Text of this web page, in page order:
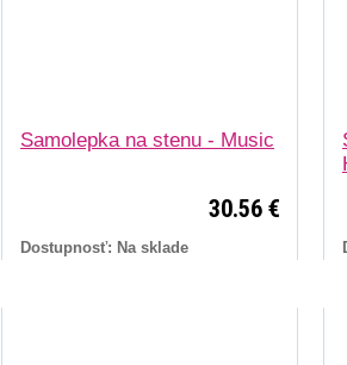
Samolepka na stenu - Music
30.56 €
Dostupnosť: Na sklade